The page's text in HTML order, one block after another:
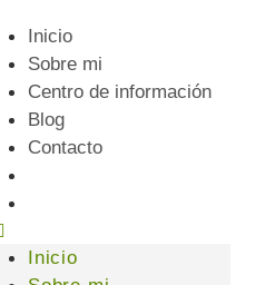
Inicio
Sobre mi
Centro de información
Blog
Contacto
Inicio